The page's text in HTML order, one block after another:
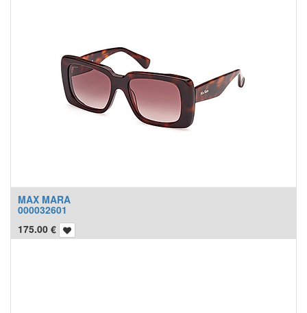
MAX MARA
000032601
175.00 €